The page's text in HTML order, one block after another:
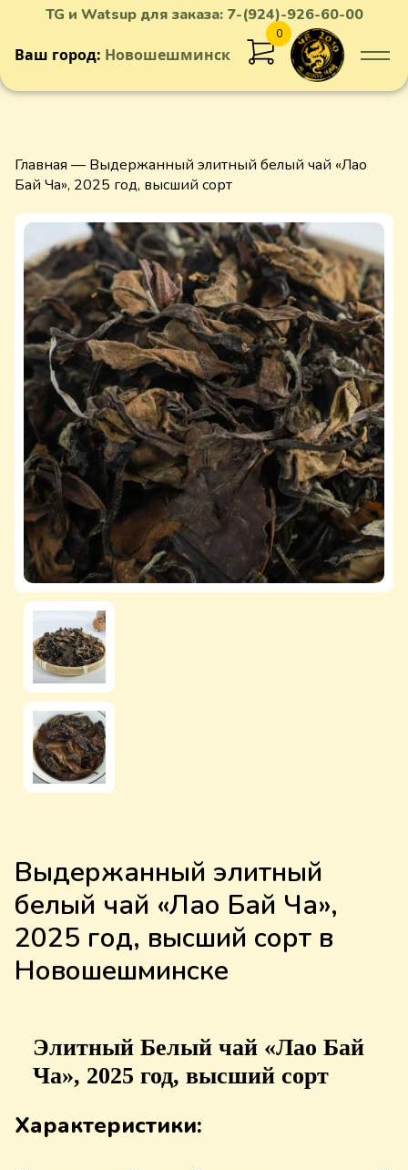
TG и Watsup для заказа: 7-(924)-926-60-00
Ваш город: Новошешминск
0
Главная — Выдержанный элитный белый чай «Лао
Бай Ча», 2025 год, высший сорт
Выдержанный элитный
белый чай «Лао Бай Ча»,
2025 год, высший сорт в
Новошешминске
Элитный Белый чай «Лао Бай
Ча», 2025 год, высший сорт
Характеристики: